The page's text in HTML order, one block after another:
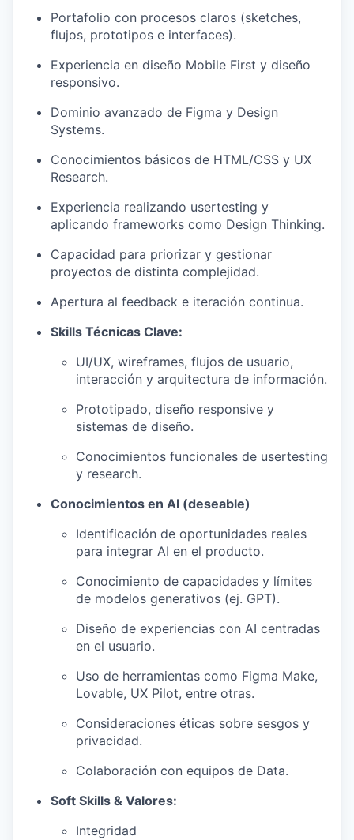
Portafolio con procesos claros (sketches,
flujos, prototipos e interfaces).
Experiencia en diseño Mobile First y diseño
responsivo.
Dominio avanzado de Figma y Design
Systems.
Conocimientos básicos de HTML/CSS y UX
Research.
Experiencia realizando usertesting y
aplicando frameworks como Design Thinking.
Capacidad para priorizar y gestionar
proyectos de distinta complejidad.
Apertura al feedback e iteración continua.
Skills Técnicas Clave:
UI/UX, wireframes, flujos de usuario,
interacción y arquitectura de información.
Prototipado, diseño responsive y
sistemas de diseño.
Conocimientos funcionales de usertesting
y research.
Conocimientos en AI (deseable)
Identificación de oportunidades reales
para integrar AI en el producto.
Conocimiento de capacidades y límites
de modelos generativos (ej. GPT).
Diseño de experiencias con AI centradas
en el usuario.
Uso de herramientas como Figma Make,
Lovable, UX Pilot, entre otras.
Consideraciones éticas sobre sesgos y
privacidad.
Colaboración con equipos de Data.
Soft Skills & Valores:
Integridad